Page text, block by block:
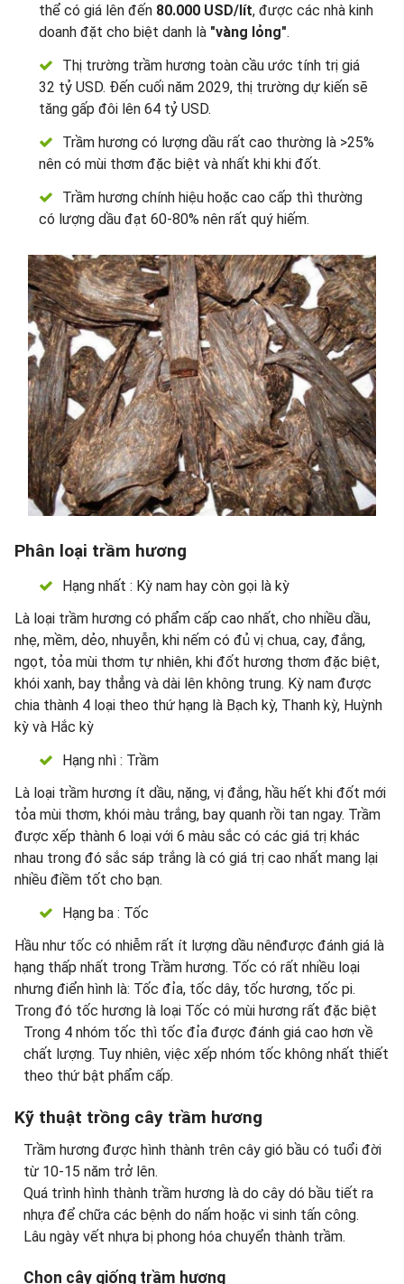
thể có giá lên đến 80.000 USD/lít, được các nhà kinh
doanh đặt cho biệt danh là "vàng lỏng".
Thị trường trầm hương toàn cầu ước tính trị giá
32 tỷ USD. Đến cuối năm 2029, thị trường dự kiến sẽ
tăng gấp đôi lên 64 tỷ USD.
Trầm hương có lượng dầu rất cao thường là >25%
nên có mùi thơm đặc biệt và nhất khi khi đốt.
Trầm hương chính hiệu hoặc cao cấp thì thường
có lượng dầu đạt 60-80% nên rất quý hiếm.
Phân loại trầm hương
Hạng nhất : Kỳ nam hay còn gọi là kỳ
Là loại trầm hương có phẩm cấp cao nhất, cho nhiều dầu,
nhẹ, mềm, dẻo, nhuyễn, khi nếm có đủ vị chua, cay, đắng,
ngọt, tỏa mùi thơm tự nhiên, khi đốt hương thơm đặc biệt,
khói xanh, bay thẳng và dài lên không trung. Kỳ nam được
chia thành 4 loại theo thứ hạng là Bạch kỳ, Thanh kỳ, Huỳnh
kỳ và Hắc kỳ
Hạng nhì : Trầm
Là loại trầm hương ít dầu, nặng, vị đắng, hầu hết khi đốt mới
tỏa mùi thơm, khói màu trắng, bay quanh rồi tan ngay. Trầm
được xếp thành 6 loại với 6 màu sắc có các giá trị khác
nhau trong đó sắc sáp trắng là có giá trị cao nhất mang lại
nhiều điềm tốt cho bạn.
Hạng ba : Tốc
Hầu như tốc có nhiễm rất ít lượng dầu nênđược đánh giá là
hạng thấp nhất trong Trầm hương. Tốc có rất nhiều loại
nhưng điển hình là: Tốc đỉa, tốc dây, tốc hương, tốc pi.
Trong đó tốc hương là loại Tốc có mùi hương rất đặc biệt
Trong 4 nhóm tốc thì tốc đỉa được đánh giá cao hơn về
chất lượng. Tuy nhiên, việc xếp nhóm tốc không nhất thiết
theo thứ bật phẩm cấp.
Kỹ thuật trồng cây trầm hương
Trầm hương được hình thành trên cây gió bầu có tuổi đời
từ 10-15 năm trở lên.
Quá trình hình thành trầm hương là do cây dó bầu tiết ra
nhựa để chữa các bệnh do nấm hoặc vi sinh tấn công.
Lâu ngày vết nhựa bị phong hóa chuyển thành trầm.
Chọn cây giống trầm hương